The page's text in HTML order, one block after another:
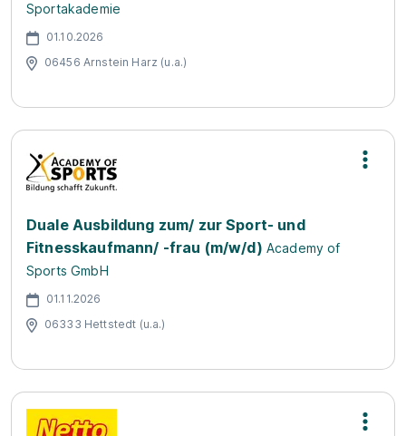
Sportakademie
01.10.2026
06456 Arnstein Harz (u.a.)
Duale Ausbildung zum/ zur Sport- und
Fitnesskaufmann/ -frau (m/w/d) Academy of
Sports GmbH
01.11.2026
06333 Hettstedt (u.a.)